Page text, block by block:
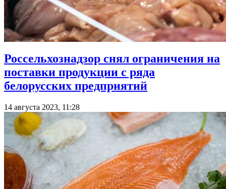
Россельхознадзор снял ограничения на
поставки продукции с ряда
белорусских предприятий
14 августа 2023, 11:28